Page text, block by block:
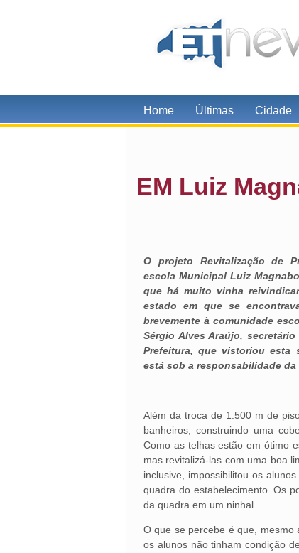
Home Últimas Cidade
EM Luiz
O projeto Revitalização de
escola Municipal Luiz
que há muito vinha
estado em que se
brevemente à comunidade
Sérgio Alves Araújo,
Prefeitura, que vistoriou esta
está sob a responsabilidade
Além da troca de 1.500 m de
banheiros, construindo uma
Como as telhas estão em ótimo
mas revitalizá-las com uma boa
inclusive, impossibilitou os
quadra do estabelecimento. Os
da quadra em um ninhal.
O que se percebe é que, mesmo
os alunos não tinham condição